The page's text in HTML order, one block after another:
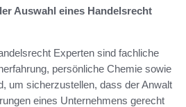
Auswahl eines Handelsrecht
Experten sind fachliche
persönliche Chemie sowie
um sicherzustellen, dass der Anwalt
eines Unternehmens gerecht